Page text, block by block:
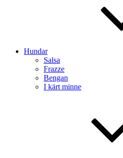
Hundar
Salsa
Frazze
Bengan
I kärt minne